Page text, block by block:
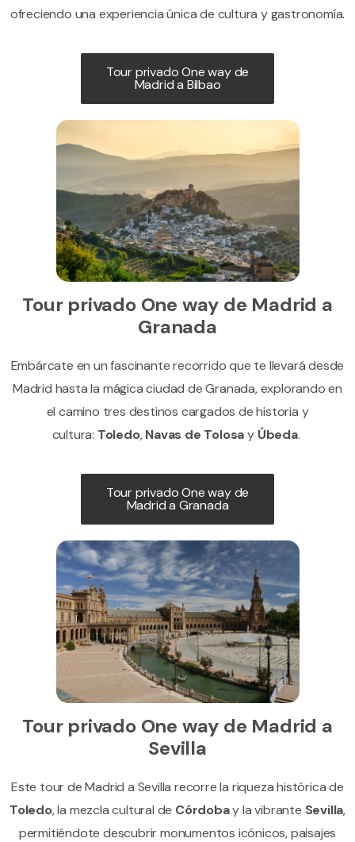
ofreciendo una experiencia única de cultura y gastronomía.
Tour privado One way de
Madrid a Bilbao
Tour privado One way de Madrid a
Granada
Embárcate en un fascinante recorrido que te llevará desde
Madrid hasta la mágica ciudad de Granada, explorando en
el camino tres destinos cargados de historia y
cultura: Toledo,Navas de Tolosay Úbeda.
Tour privado One way de
Madrid a Granada
Tour privado One way de Madrid a
Sevilla
Este tour de Madrid a Sevilla recorre la riqueza histórica de
Toledo, la mezcla cultural de Córdobay la vibrante Sevilla,
permitiéndote descubrir monumentos icónicos, paisajes